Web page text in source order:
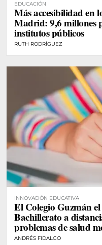
EDUCACIÓN
Más accesibilidad en
Madrid: 9,6 millones
institutos públicos
RUTH RODRÍGUEZ
INNOVACIÓN EDUCATIVA
El Colegio Guzmán
Bachillerato a
problemas de salud
ANDRÉS FIDALGO